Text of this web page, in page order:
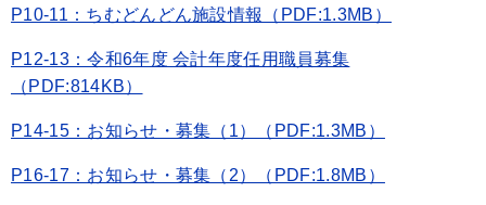
P10-11：ちむどんどん施設情報（PDF:1.3MB）
P12-13：令和6年度 会計年度任用職員募集
（PDF:814KB）
P14-15：お知らせ・募集（1）（PDF:1.3MB）
P16-17：お知らせ・募集（2）（PDF:1.8MB）